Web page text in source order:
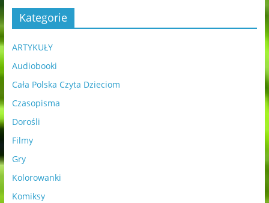
Kategorie
ARTYKUŁY
Audiobooki
Cała Polska Czyta Dzieciom
Czasopisma
Dorośli
Filmy
Gry
Kolorowanki
Komiksy